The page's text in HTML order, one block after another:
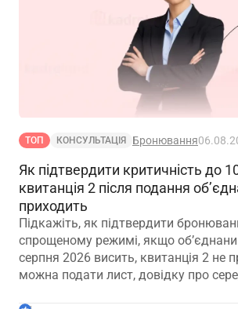
ТОП КОНСУЛЬТАЦІЯ Бронювання
Як підтвердити критичність до
квитанція 2 після подання
приходить
Підкажіть, як підтвердити
спрощеному режимі, якщо
серпня 2026 висить, квитанція 2 не
можна подати лист, довідку про